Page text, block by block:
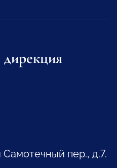
Самотечный пер., д.7.